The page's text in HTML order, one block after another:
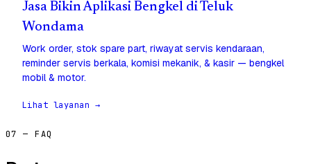
Jasa Bikin Aplikasi Bengkel di Teluk
Wondama
Work order, stok spare part, riwayat servis kendaraan,
reminder servis berkala, komisi mekanik, & kasir — bengkel
mobil & motor.
Lihat layanan →
07 — FAQ